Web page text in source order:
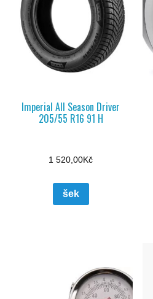
Imperial All Season Driver
205/55 R16 91 H
1 520,00Kč
šek